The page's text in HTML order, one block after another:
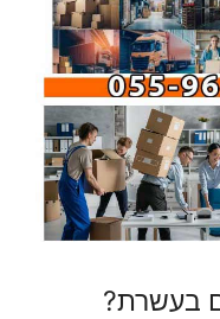
בעשרת?